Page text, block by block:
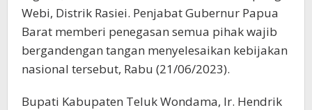
Webi, Distrik Rasiei. Penjabat Gubernur Papua
Barat memberi penegasan semua pihak wajib
bergandengan tangan menyelesaikan kebijakan
nasional tersebut, Rabu (21/06/2023).
Bupati Kabupaten Teluk Wondama, Ir. Hendrik